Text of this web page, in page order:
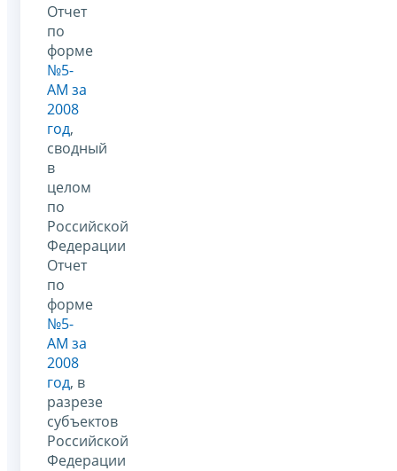
Отчет
по
форме
№5-
АМ за
2008
год,
сводный
в
целом
по
Российской
Федерации
Отчет
по
форме
№5-
АМ за
2008
год, в
разрезе
субъектов
Российской
Федерации